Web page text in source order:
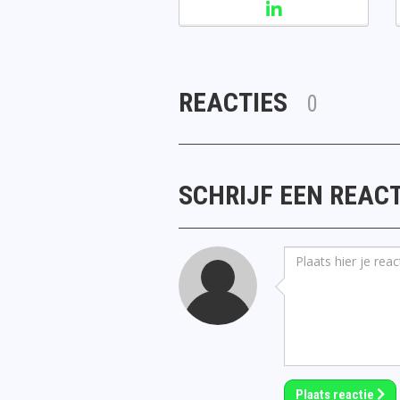
REACTIES 0
SCHRIJF EEN
Plaats reactie